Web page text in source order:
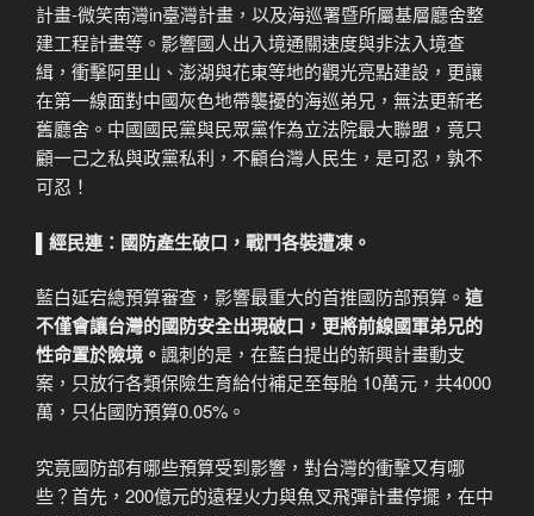
計畫-微笑南灣in臺灣計畫，以及海巡署暨所屬基層廳舍整
建工程計畫等。影響國人出入境通關速度與非法入境查
緝，衝擊阿里山、澎湖與花東等地的觀光亮點建設，更讓
在第一線面對中國灰色地帶襲擾的海巡弟兄，無法更新老
舊廳舍。中國國民黨與民眾黨作為立法院最大聯盟，竟只
顧一己之私與政黨私利，不顧台灣人民生，是可忍，孰不
可忍！
經民連：國防產生破口，戰鬥各裝遭凍。
藍白延宕總預算審查，影響最重大的首推國防部預算。 這
不僅會讓台灣的國防安全出現破口，更將前線國軍弟兄的
性命置於險境。諷刺的是，在藍白提出的新興計畫動支
案，只放行各類保險生育給付補足至每胎 10萬元，共4000
萬，只佔國防預算0.05%。
究竟國防部有哪些預算受到影響，對台灣的衝擊又有哪
些？首先，200億元的遠程火力與魚叉飛彈計畫停擺，在中